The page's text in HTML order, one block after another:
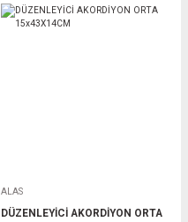
ALAS
DÜZENLEYİCİ AKORDİYON ORTA